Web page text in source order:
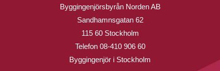
Byggingenjörsbyrån Norden AB
Sandhamnsgatan 62
115 60 Stockholm
Telefon 08-410 906 60
Byggingenjör i Stockholm